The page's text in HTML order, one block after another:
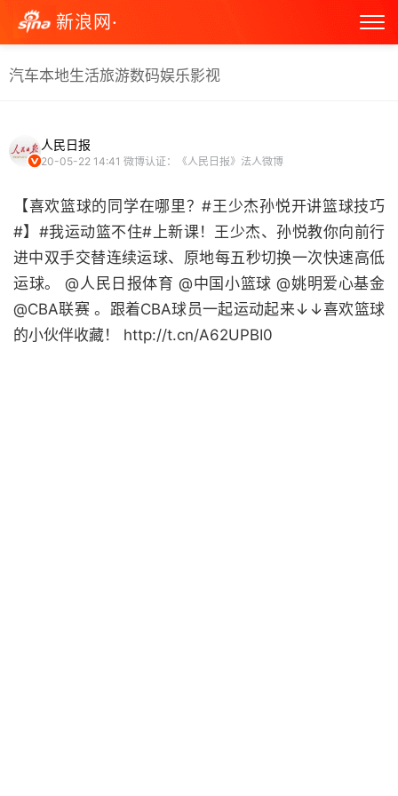
新浪网·
汽车本地生活旅游数码娱乐影视
人民日报
20-05-22 14:41 微博认证：《人民日报》法人微博
【喜欢篮球的同学在哪里？#王少杰孙悦开讲篮球技巧
#】#我运动篮不住#上新课！王少杰、孙悦教你向前行
进中双手交替连续运球、原地每五秒切换一次快速高低
运球。 @人民日报体育 @中国小篮球 @姚明爱心基金
@CBA联赛 。跟着CBA球员一起运动起来↓↓喜欢篮球
的小伙伴收藏！ http://t.cn/A62UPBI0 ​